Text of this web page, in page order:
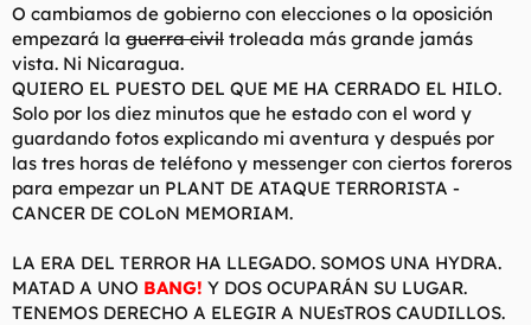
d
e
l
t
e
a
i
c
i
o
O cambiamos de gobierno con elecciones o la oposición
empezará la guerra civil troleada más grande jamás
vista. Ni Nicaragua.
QUIERO EL PUESTO DEL QUE ME HA CERRADO EL HILO.
Solo por los diez minutos que he estado con el word y
guardando fotos explicando mi aventura y después por
las tres horas de teléfono y messenger con ciertos foreros
para empezar un PLANT DE ATAQUE TERRORISTA -
CANCER DE COLoN MEMORIAM.
LA ERA DEL TERROR HA LLEGADO. SOMOS UNA HYDRA.
MATAD A UNO BANG! Y DOS OCUPARÁN SU LUGAR.
TENEMOS DERECHO A ELEGIR A NUEsTROS CAUDILLOS.